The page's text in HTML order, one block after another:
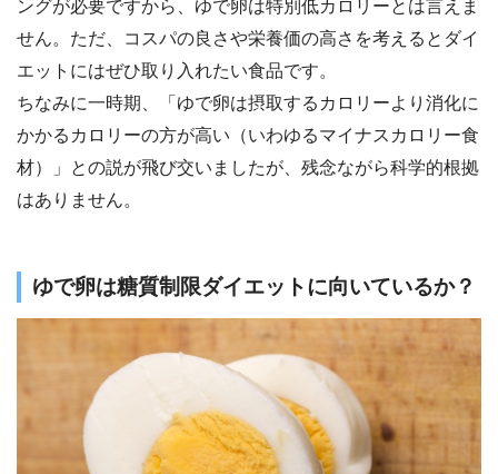
ングが必要ですから、ゆで卵は特別低カロリーとは言えま
せん。ただ、コスパの良さや栄養価の高さを考えるとダイ
エットにはぜひ取り入れたい食品です。
ちなみに一時期、「ゆで卵は摂取するカロリーより消化に
かかるカロリーの方が高い（いわゆるマイナスカロリー食
材）」との説が飛び交いましたが、残念ながら科学的根拠
はありません。
ゆで卵は糖質制限ダイエットに向いているか？